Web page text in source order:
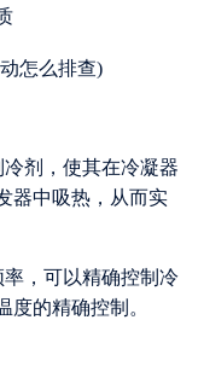
剂，使其在冷凝器
器中吸热，从而实
，可以精确控制冷
度的精确控制。